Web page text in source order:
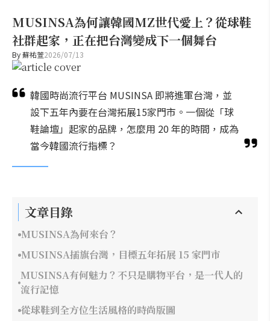
MUSINSA為何讓韓國MZ世代愛上？從球鞋
社群起家，正在把台灣變成下一個舞台
By蘇祐萱2026/07/13
韓國時尚流行平台 MUSINSA 即將進軍台灣，並
設下五年內要在台灣拓展15家門市。一個從「球
鞋論壇」起家的品牌，怎麼用 20 年的時間，成為
當今韓國流行指標？
文章目錄
MUSINSA為何來台？
MUSINSA插旗台灣，目標五年拓展 15 家門市
MUSINSA有何魅力？不只是購物平台，是一代人的
流行記憶
從球鞋到全方位生活風格的時尚版圖